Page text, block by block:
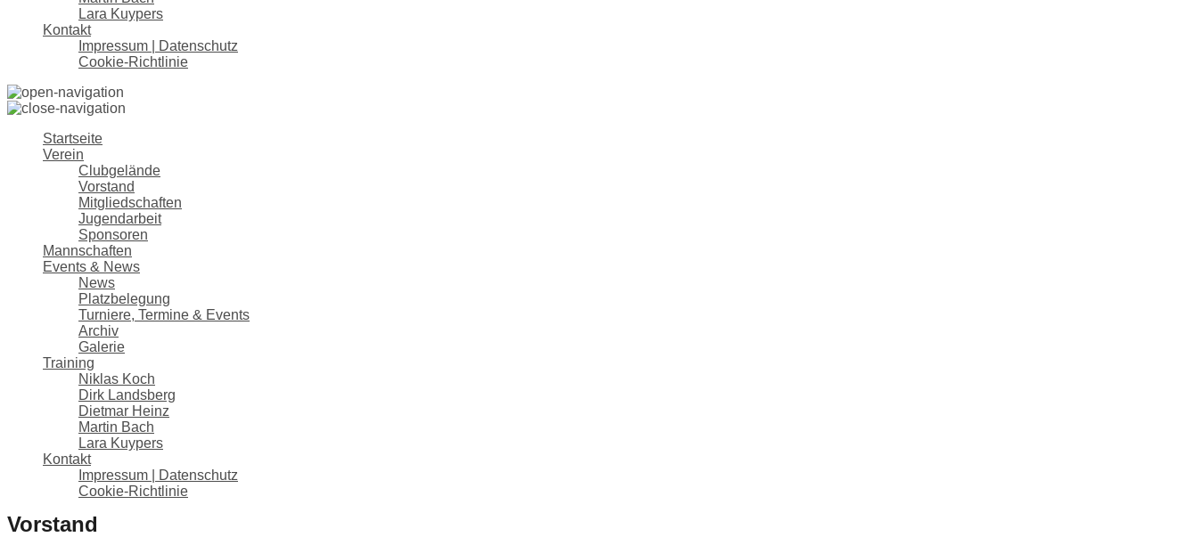
Lara Kuypers
Kontakt
Impressum | Datenschutz
Cookie-Richtlinie
Startseite
Verein
Clubgelände
Vorstand
Mitgliedschaften
Jugendarbeit
Sponsoren
Mannschaften
Events & News
News
Platzbelegung
Turniere, Termine & Events
Archiv
Galerie
Training
Niklas Koch
Dirk Landsberg
Dietmar Heinz
Martin Bach
Lara Kuypers
Kontakt
Impressum | Datenschutz
Cookie-Richtlinie
Vorstand